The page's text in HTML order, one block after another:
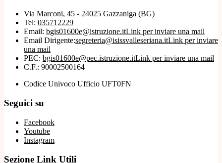
Via Marconi, 45 - 24025 Gazzaniga (BG)
Tel: 035712229
Email: bgis01600e@istruzione.itLink per inviare una mail
Email Dirigente:segreteria@isissvalleseriana.itLink per inviare
una mail
PEC: bgis01600e@pec.istruzione.itLink per inviare una mail
C.F.: 90002500164
Codice Univoco Ufficio UFT0FN
Seguici su
Facebook
Youtube
Instagram
Sezione Link Utili